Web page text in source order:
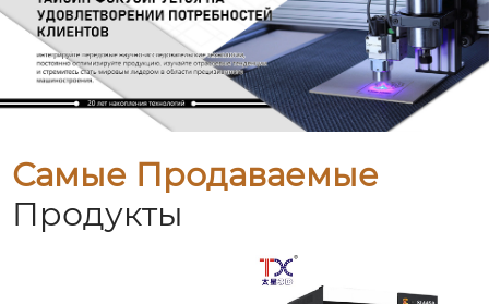
Самые Продаваемые
Продукты